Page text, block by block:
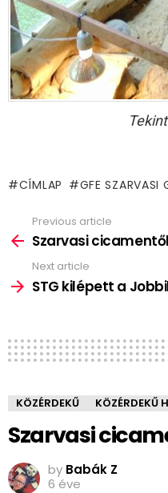
CÍMLAP GFE SZARVASI
more
Previous article
Szarvasi
Next article
STG kilépett a
KÖZÉRDEKŰ KÖZÉRDEKŰ
Szarvasi
by Babák Z
6 éve